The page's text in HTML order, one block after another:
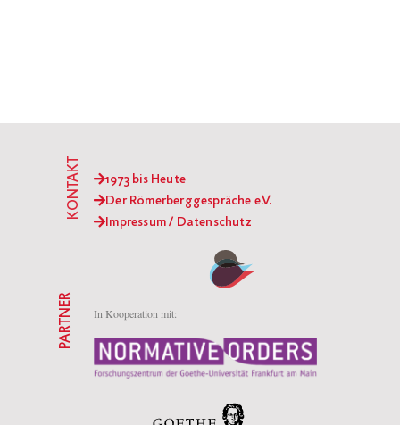
1973 bis Heute
Der Römerberggespräche e.V.
Impressum / Datenschutz
KONTAKT
In Kooperation mit:
PARTNER